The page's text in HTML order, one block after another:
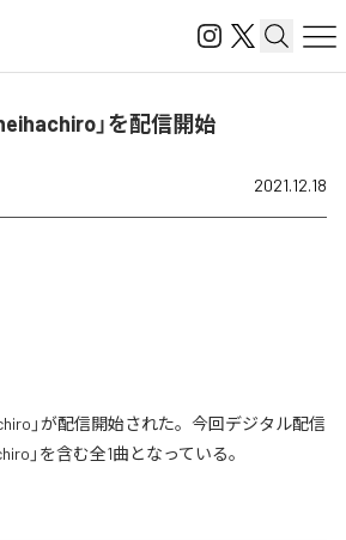
」を配信開始
2021.12.18
」が配信開始された。今回デジタル配信
」を含む全1曲となっている。